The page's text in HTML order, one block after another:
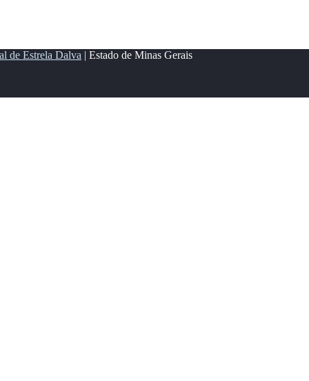
de Estrela Dalva | Estado de Minas Gerais